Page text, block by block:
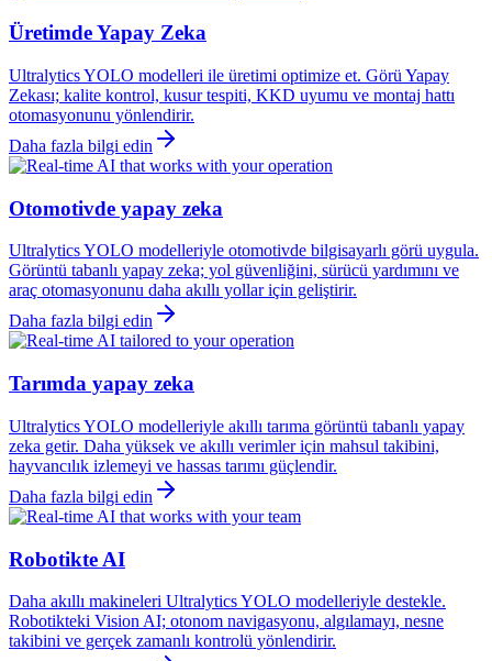
Üretimde Yapay Zeka
Ultralytics YOLO modelleri ile üretimi optimize et. Görü Yapay
Zekası; kalite kontrol, kusur tespiti, KKD uyumu ve montaj hattı
otomasyonunu yönlendirir.
Daha fazla bilgi edin
Otomotivde yapay zeka
Ultralytics YOLO modelleriyle otomotivde bilgisayarlı görü uygula.
Görüntü tabanlı yapay zeka; yol güvenliğini, sürücü yardımını ve
araç otomasyonunu daha akıllı yollar için geliştirir.
Daha fazla bilgi edin
Tarımda yapay zeka
Ultralytics YOLO modelleriyle akıllı tarıma görüntü tabanlı yapay
zeka getir. Daha yüksek ve akıllı verimler için mahsul takibini,
hayvancılık izlemeyi ve hassas tarımı güçlendir.
Daha fazla bilgi edin
Robotikte AI
Daha akıllı makineleri Ultralytics YOLO modelleriyle destekle.
Robotikteki Vision AI; otonom navigasyonu, algılamayı, nesne
takibini ve gerçek zamanlı kontrolü yönlendirir.